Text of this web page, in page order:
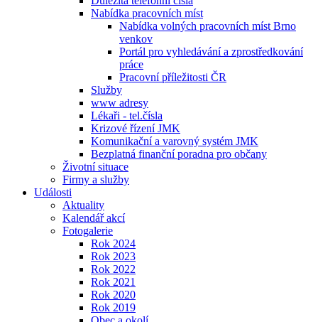
Nabídka pracovních míst
Nabídka volných pracovních míst Brno
venkov
Portál pro vyhledávání a zprostředkování
práce
Pracovní příležitosti ČR
Služby
www adresy
Lékaři - tel.čísla
Krizové řízení JMK
Komunikační a varovný systém JMK
Bezplatná finanční poradna pro občany
Životní situace
Firmy a služby
Události
Aktuality
Kalendář akcí
Fotogalerie
Rok 2024
Rok 2023
Rok 2022
Rok 2021
Rok 2020
Rok 2019